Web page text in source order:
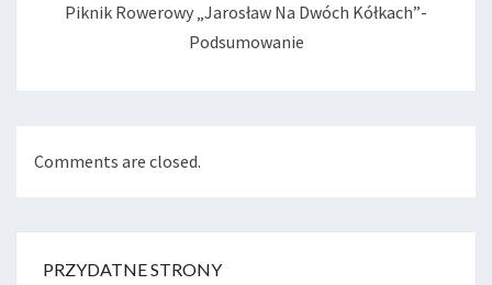
Piknik Rowerowy „Jarosław Na Dwóch Kółkach”-
Podsumowanie
Comments are closed.
PRZYDATNE STRONY